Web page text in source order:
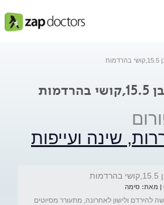
שינה ועייפות
ה15.5 מתקשה להירדם ולישון לאחרונה, מתעורר מסיוטים